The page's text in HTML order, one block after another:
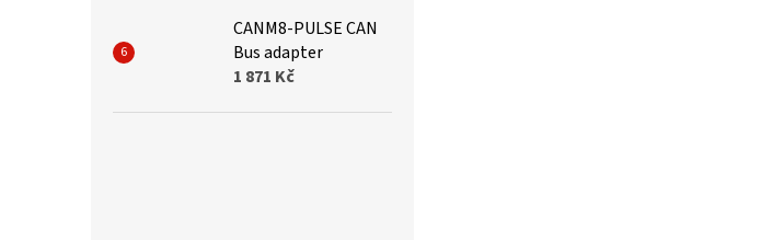
CANM8-PULSE CAN
Bus adapter
1 871 Kč